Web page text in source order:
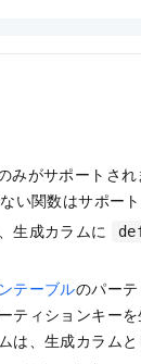
がサポートされ
関数はサポート
生成カラムに
テーブルのパー
ティションキー
、生成カラムと